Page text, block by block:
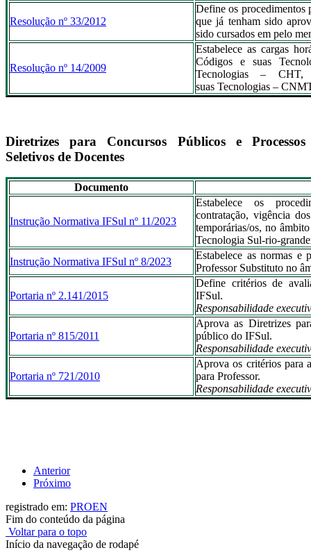
Resolução nº 33/2012
Define os procedimentos
que já tenham sido
sido cursados em pelo
Resolução nº 14/2009
Estabelece as cargas
Códigos e suas
Tecnologias – CHT,
suas Tecnologias –
Diretrizes para Concursos Públicos e Processos
Seletivos de Docentes
Documento
Instrução Normativa IFSul nº 11/2023
Estabelece os
contratação, vigência
temporárias/os, no
Tecnologia Sul-rio-
Instrução Normativa IFSul nº 8/2023
Estabelece as normas e
Professor Substituto no
Portaria nº 2.141/2015
Define critérios de
IFSul.
Responsabilidade
Portaria nº 815/2011
Aprova as Diretrizes
público do IFSul.
Responsabilidade
Portaria nº 721/2010
Aprova os critérios para
para Professor.
Responsabilidade
Anterior
Próximo
registrado em: PROEN
Fim do conteúdo da página
Voltar para o topo
Início da navegação de rodapé